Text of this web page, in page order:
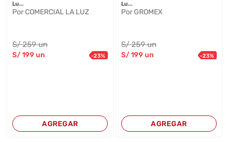
Lu...
Por COMERCIAL LA LUZ
S/259 un
S/199 un -23%
AGREGAR
Lu...
Por GROMEX
S/259 un
S/199 un -23%
AGREGAR